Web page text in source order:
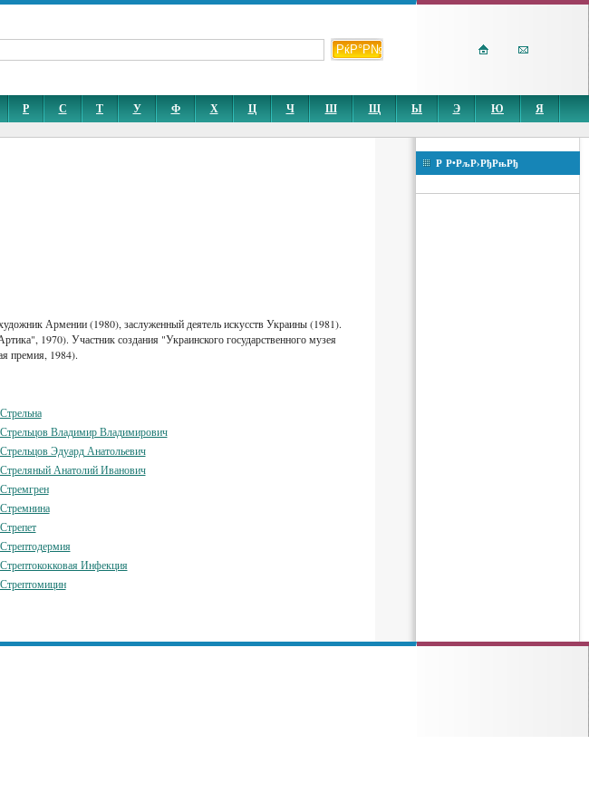
Р С Т У Ф Х Ц Ч Ш Щ Ы Э Ю Я
Армении (1980), заслуженный деятель искусств Украины (1981).
1970). Участник создания "Украинского государственного музея
премия, 1984).
Стрельна
Стрельцов Владимир Владимирович
Стрельцов Эдуард Анатольевич
Стреляный Анатолий Иванович
Стремгрен
Стремнина
Стрепет
Стрептодермия
Стрептококковая Инфекция
Стрептомицин
Р Р•РљР›РђРњРђ